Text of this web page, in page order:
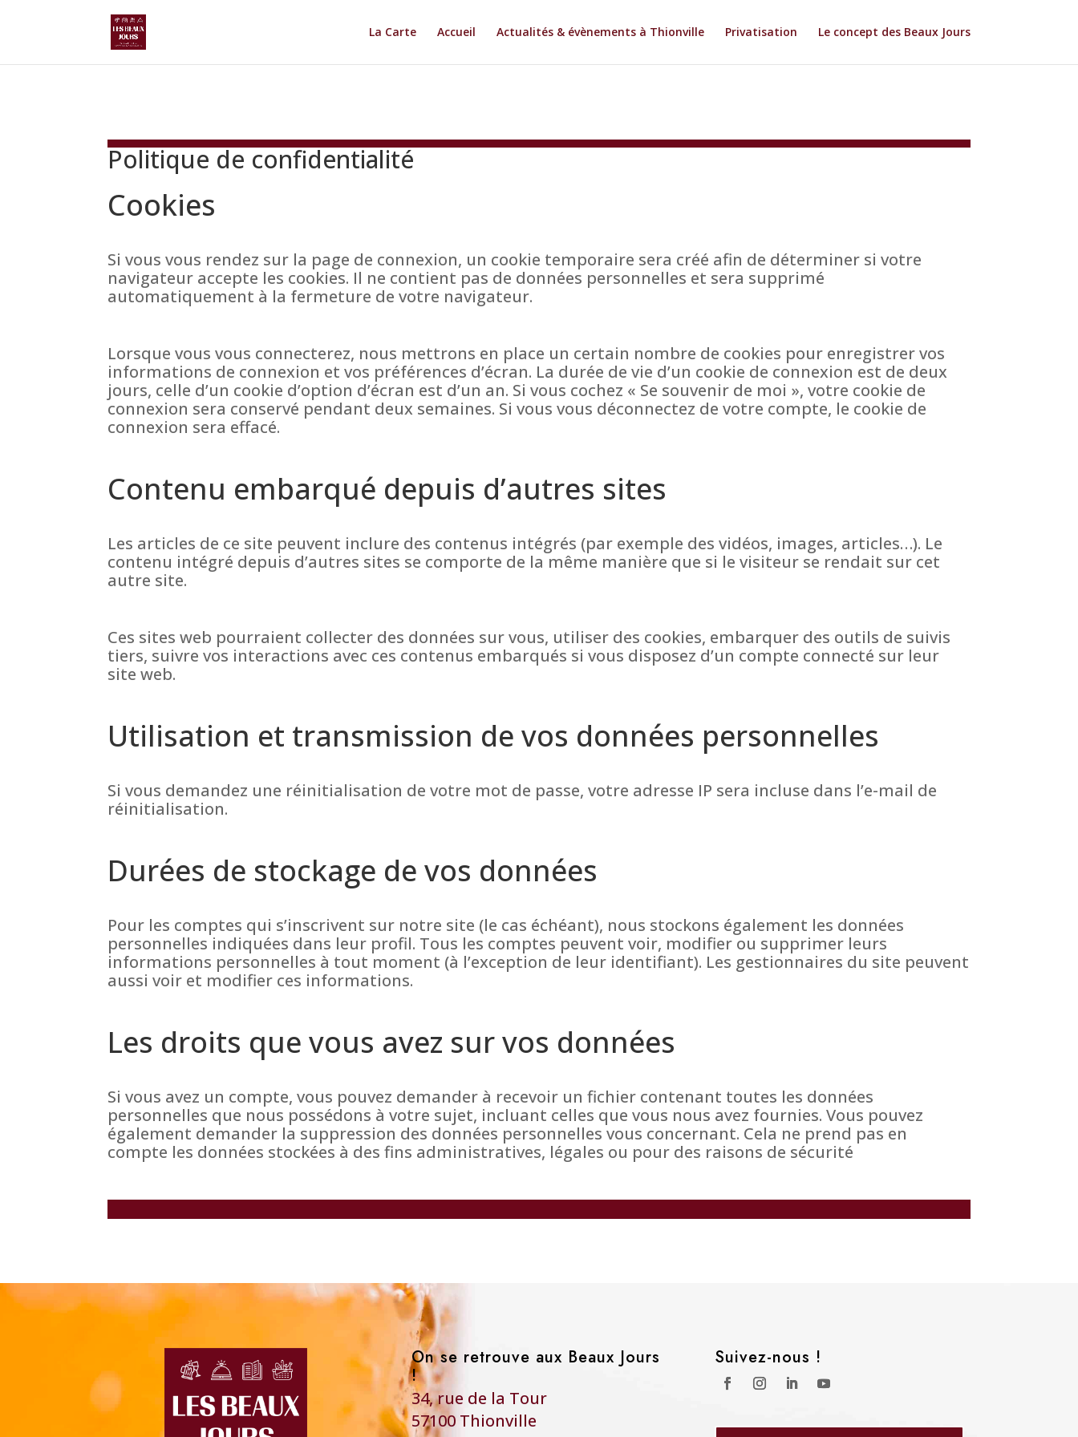
La Carte Accueil Actualités & évènements à Thionville Privatisation Le concept des Beaux Jours
Politique de confidentialité
Cookies
Si vous vous rendez sur la page de connexion, un cookie temporaire sera créé afin de déterminer si votre
navigateur accepte les cookies. Il ne contient pas de données personnelles et sera supprimé
automatiquement à la fermeture de votre navigateur.
Lorsque vous vous connecterez, nous mettrons en place un certain nombre de cookies pour enregistrer vos
informations de connexion et vos préférences d’écran. La durée de vie d’un cookie de connexion est de deux
jours, celle d’un cookie d’option d’écran est d’un an. Si vous cochez « Se souvenir de moi », votre cookie de
connexion sera conservé pendant deux semaines. Si vous vous déconnectez de votre compte, le cookie de
connexion sera effacé.
Contenu embarqué depuis d’autres sites
Les articles de ce site peuvent inclure des contenus intégrés (par exemple des vidéos, images, articles…). Le
contenu intégré depuis d’autres sites se comporte de la même manière que si le visiteur se rendait sur cet
autre site.
Ces sites web pourraient collecter des données sur vous, utiliser des cookies, embarquer des outils de suivis
tiers, suivre vos interactions avec ces contenus embarqués si vous disposez d’un compte connecté sur leur
site web.
Utilisation et transmission de vos données personnelles
Si vous demandez une réinitialisation de votre mot de passe, votre adresse IP sera incluse dans l’e-mail de
réinitialisation.
Durées de stockage de vos données
Pour les comptes qui s’inscrivent sur notre site (le cas échéant), nous stockons également les données
personnelles indiquées dans leur profil. Tous les comptes peuvent voir, modifier ou supprimer leurs
informations personnelles à tout moment (à l’exception de leur identifiant). Les gestionnaires du site peuvent
aussi voir et modifier ces informations.
Les droits que vous avez sur vos données
Si vous avez un compte, vous pouvez demander à recevoir un fichier contenant toutes les données
personnelles que nous possédons à votre sujet, incluant celles que vous nous avez fournies. Vous pouvez
également demander la suppression des données personnelles vous concernant. Cela ne prend pas en
compte les données stockées à des fins administratives, légales ou pour des raisons de sécurité
On se retrouve aux Beaux Jours
!
34, rue de la Tour
57100 Thionville
Suivez-nous !